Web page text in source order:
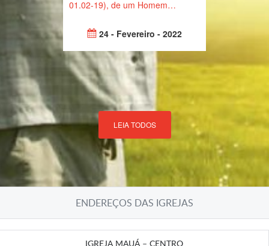
01.02-19), de um Homem…
24 - Fevereiro - 2022
LEIA TODOS
ENDEREÇOS DAS IGREJAS
IGREJA MAUÁ – CENTRO